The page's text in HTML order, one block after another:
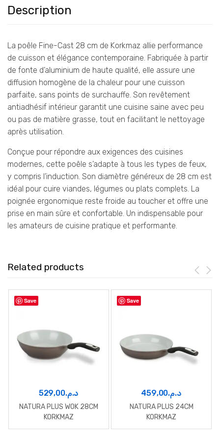
Description
La poêle Fine-Cast 28 cm de Korkmaz allie performance
de cuisson et élégance contemporaine. Fabriquée à partir
de fonte d’aluminium de haute qualité, elle assure une
diffusion homogène de la chaleur pour une cuisson
parfaite, sans points de surchauffe. Son revêtement
antiadhésif intérieur garantit une cuisine saine avec peu
ou pas de matière grasse, tout en facilitant le nettoyage
après utilisation.
Conçue pour répondre aux exigences des cuisines
modernes, cette poêle s’adapte à tous les types de feux,
y compris l’induction. Son diamètre généreux de 28 cm est
idéal pour cuire viandes, légumes ou plats complets. La
poignée ergonomique reste froide au toucher et offre une
prise en main sûre et confortable. Un indispensable pour
les amateurs de cuisine pratique et performante.
Related products
Save
د.م.529,00
NATURA PLUS WOK 28CM
KORKMAZ
Save
د.م.459,00
NATURA PLUS 24CM
KORKMAZ